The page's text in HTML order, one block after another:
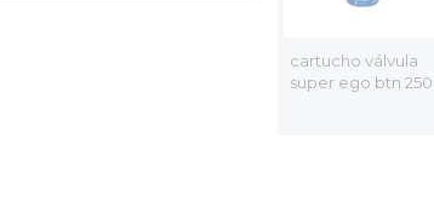
cartucho válvula
super ego btn 250